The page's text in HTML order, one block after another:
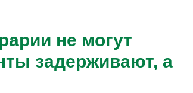
не могут
задерживают, а